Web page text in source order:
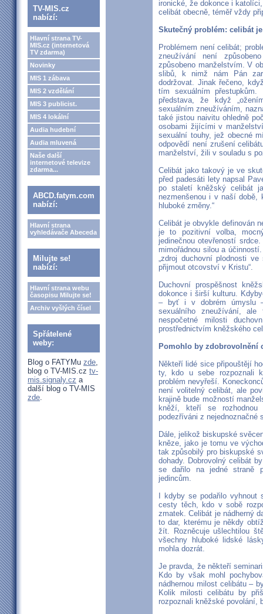
TV-MIS.cz
nabízí:
Hlavní strana TV-
MIS.cz (internetová
TV zdarma)
Novinky
MIS 1 zábava
MIS 2 vzdělání
MIS 3 publicist.
MIS 4 lokální
Audia hudební
Audia mluvená
Naše další
internetové televize
zdarma...
ABCD.fatym.com
nabízí:
Hlavní strana
vyhledávače Abeceda
Milujte se!
nabízí:
Hlavní strana webu
časopisu Milujte se!
Archiv vyšlých čísel
Spřátelené
weby:
Blog o FATYMu zde,
blog o TV-MIS.cz tv-
mis.signaly.cz a
další blog o TV-MIS
zde.
ironické, že dokonce i
celibát obecně, téměř vždy
Skutečný problém: celibát
Problémem není celibát;
zneužívání není
způsobeno manželstvím. V
slibů, k nimž nám Pán
dodržovat. Jinak řečeno,
tím sexuálním
představa, že když
sexuálním zneužíváním,
také jistou naivitu ohledně
osobami žijícími v
sexuální touhy, jež obecné
odpovědí není zrušení
manželství, žili v souladu s
Celibát jako takový je ve
před padesáti lety napsal
po staletí kněžský celibát
nezmenšenou i v naší
hluboké změny.“
Celibát je obvykle definován
je to pozitivní volba,
jedinečnou otevřeností
mimořádnou silou a
„zdroj duchovní plodnosti
přijmout otcovství v Kristu“.
Duchovní prospěšnost
dokonce i širší kulturu.
– byť i v dobrém úmyslu
sexuálního zneužívání, ale
nespočetné milosti
prostřednictvím kněžského
Pomohlo by zdobrovolnění
Někteří lidé sice připouštějí
ty, kdo u sebe rozpoznali
problém nevyřeší.
není volitelný celibát, ale
krajině bude možností
kněží, kteří se
podezříváni z nejednoznačné
Dále, jelikož biskupské
kněze, jako je tomu ve
tak způsobilý pro biskupské
dohady. Dobrovolný celibát
se dařilo na jedné straně
jedincům.
I kdyby se podařilo
cesty těch, kdo v sobě
zmatek. Celibát je nádherný
to dar, kterému je někdy
žít. Rozněcuje ušlechtilou
všechny hluboké lidské
mohla dozrát.
Je pravda, že někteří
Kdo by však mohl
nádhernou milost celibátu –
Kolik milosti celibátu by
rozpoznali kněžské povolání,